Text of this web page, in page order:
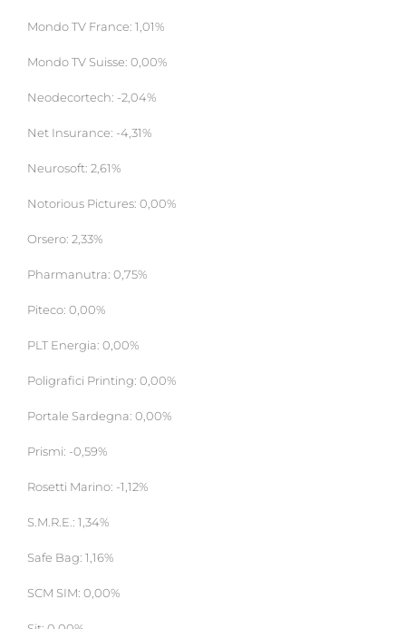
Mondo TV France: 1,01%
Mondo TV Suisse: 0,00%
Neodecortech: -2,04%
Net Insurance: -4,31%
Neurosoft: 2,61%
Notorious Pictures: 0,00%
Orsero: 2,33%
Pharmanutra: 0,75%
Piteco: 0,00%
PLT Energia: 0,00%
Poligrafici Printing: 0,00%
Portale Sardegna: 0,00%
Prismi: -0,59%
Rosetti Marino: -1,12%
S.M.R.E.: 1,34%
Safe Bag: 1,16%
SCM SIM: 0,00%